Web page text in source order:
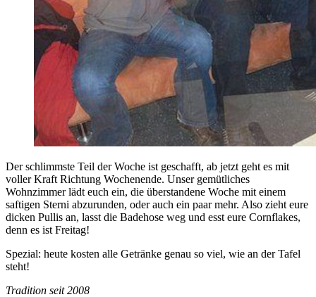
Der schlimmste Teil der Woche ist geschafft, ab jetzt geht es mit
voller Kraft Richtung Wochenende. Unser gemütliches
Wohnzimmer lädt euch ein, die überstandene Woche mit einem
saftigen Sterni abzurunden, oder auch ein paar mehr. Also zieht eure
dicken Pullis an, lasst die Badehose weg und esst eure Cornflakes,
denn es ist Freitag!
Spezial: heute kosten alle Getränke genau so viel, wie an der Tafel
steht!
Tradition seit 2008